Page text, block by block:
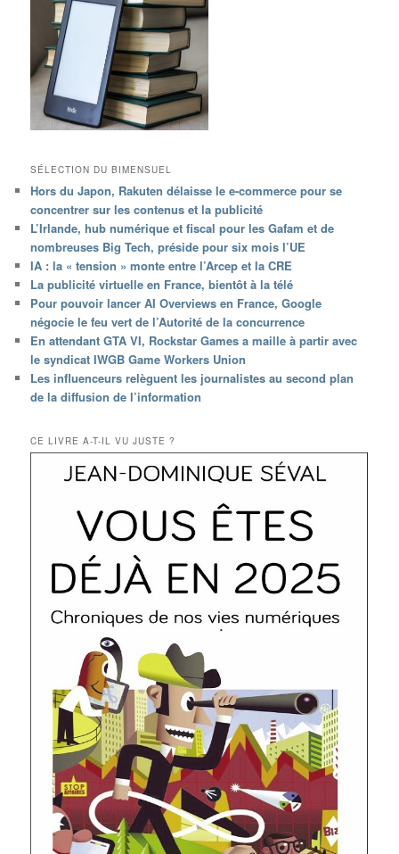
SÉLECTION DU BIMENSUEL
Hors du Japon, Rakuten délaisse le e-commerce pour se
concentrer sur les contenus et la publicité
L’Irlande, hub numérique et fiscal pour les Gafam et de
nombreuses Big Tech, préside pour six mois l’UE
IA : la « tension » monte entre l’Arcep et la CRE
La publicité virtuelle en France, bientôt à la télé
Pour pouvoir lancer AI Overviews en France, Google
négocie le feu vert de l’Autorité de la concurrence
En attendant GTA VI, Rockstar Games a maille à partir avec
le syndicat IWGB Game Workers Union
Les influenceurs relèguent les journalistes au second plan
de la diffusion de l’information
CE LIVRE A-T-IL VU JUSTE ?